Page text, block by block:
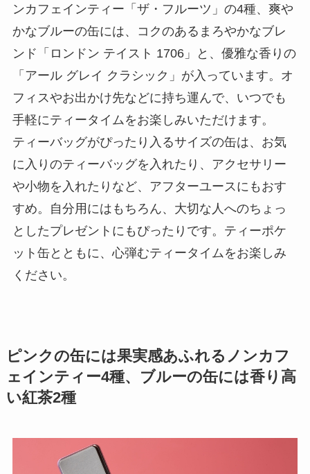
ンカフェインティー「ザ・フルーツ」の4種、爽や
かなブルーの缶には、コクのあるまろやかなブレ
ンド「ロンドン テイスト 1706」と、優雅な香りの
「アール グレイ クラシック」が入っています。オ
フィスやお出かけ先などに持ち運んで、いつでも
手軽にティータイムをお楽しみいただけます。
ティーバッグがぴったり入るサイズの缶は、お気
に入りのティーバッグを入れたり、アクセサリー
や小物を入れたりなど、アフターユースにもおす
すめ。自分用にはもちろん、大切な人へのちょっ
としたプレゼントにもぴったりです。ティーポケ
ット缶とともに、心弾むティータイムをお楽しみ
ください。
ピンクの缶には果実感あふれるノンカフ
ェインティー4種、ブルーの缶には香り高
い紅茶2種